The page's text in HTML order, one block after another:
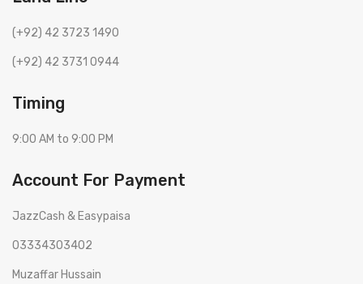
(+92) 42 3723 1490
(+92) 42 3731 0944
Timing
9:00 AM to 9:00 PM
Account For Payment
JazzCash & Easypaisa
03334303402
Muzaffar Hussain